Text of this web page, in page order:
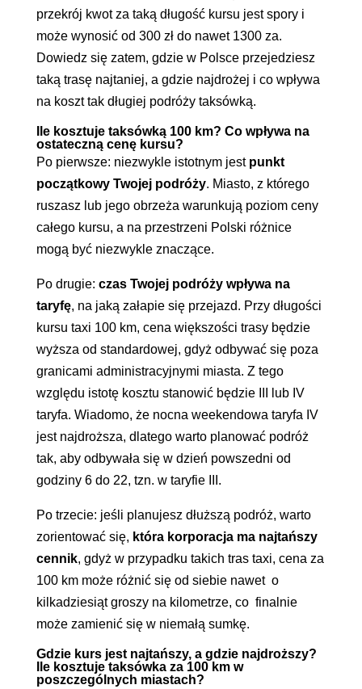
przekrój kwot za taką długość kursu jest spory i
może wynosić od 300 zł do nawet 1300 za.
Dowiedz się zatem, gdzie w Polsce przejedziesz
taką trasę najtaniej, a gdzie najdrożej i co wpływa
na koszt tak długiej podróży taksówką.
Ile kosztuje taksówką 100 km? Co wpływa na
ostateczną cenę kursu?
Po pierwsze: niezwykle istotnym jest punkt
początkowy Twojej podróży. Miasto, z którego
ruszasz lub jego obrzeża warunkują poziom ceny
całego kursu, a na przestrzeni Polski różnice
mogą być niezwykle znaczące.
Po drugie: czas Twojej podróży wpływa na
taryfę, na jaką załapie się przejazd. Przy długości
kursu taxi 100 km, cena większości trasy będzie
wyższa od standardowej, gdyż odbywać się poza
granicami administracyjnymi miasta. Z tego
względu istotę kosztu stanowić będzie III lub IV
taryfa. Wiadomo, że nocna weekendowa taryfa IV
jest najdroższa, dlatego warto planować podróż
tak, aby odbywała się w dzień powszedni od
godziny 6 do 22, tzn. w taryfie III.
Po trzecie: jeśli planujesz dłuższą podróż, warto
zorientować się, która korporacja ma najtańszy
cennik, gdyż w przypadku takich tras taxi, cena za
100 km może różnić się od siebie nawet o
kilkadziesiąt groszy na kilometrze, co finalnie
może zamienić się w niemałą sumkę.
Gdzie kurs jest najtańszy, a gdzie najdroższy?
Ile kosztuje taksówka za 100 km w
poszczególnych miastach?